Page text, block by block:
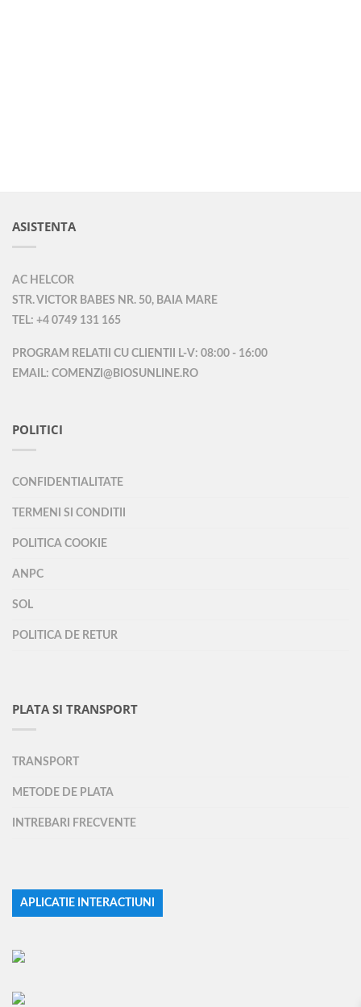
ASISTENTA
AC HELCOR
STR. VICTOR BABES NR. 50, BAIA MARE
TEL: +4 0749 131 165
PROGRAM RELATII CU CLIENTII L-V: 08:00 - 16:00
EMAIL: COMENZI@BIOSUNLINE.RO
POLITICI
CONFIDENTIALITATE
TERMENI SI CONDITII
POLITICA COOKIE
ANPC
SOL
POLITICA DE RETUR
PLATA SI TRANSPORT
TRANSPORT
METODE DE PLATA
INTREBARI FRECVENTE
APLICATIE INTERACTIUNI